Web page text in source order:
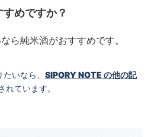
めですか？
ら純米酒がおすすめです。
いなら、 SIPORY NOTE の他の記
れています。